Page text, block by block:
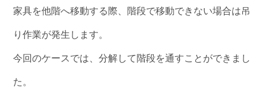
家具を他階へ移動する際、階段で移動できない場合は吊
り作業が発生します。
今回のケースでは、分解して階段を通すことができまし
た。